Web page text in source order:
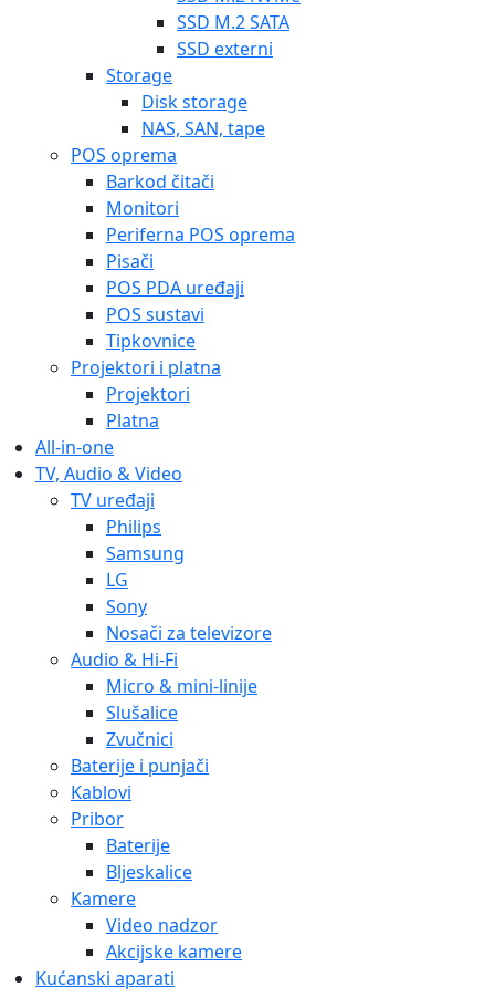
SSD M.2 SATA
SSD externi
Storage
Disk storage
NAS, SAN, tape
POS oprema
Barkod čitači
Monitori
Periferna POS oprema
Pisači
POS PDA uređaji
POS sustavi
Tipkovnice
Projektori i platna
Projektori
Platna
All-in-one
TV, Audio & Video
TV uređaji
Philips
Samsung
LG
Sony
Nosači za televizore
Audio & Hi-Fi
Micro & mini-linije
Slušalice
Zvučnici
Baterije i punjači
Kablovi
Pribor
Baterije
Bljeskalice
Kamere
Video nadzor
Akcijske kamere
Kućanski aparati